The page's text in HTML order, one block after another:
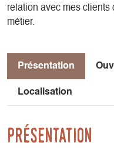
relation avec mes clients
métier.
Présentation
Localisation
Présentation